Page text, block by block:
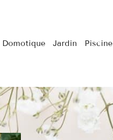
Domotique Jardin Piscine